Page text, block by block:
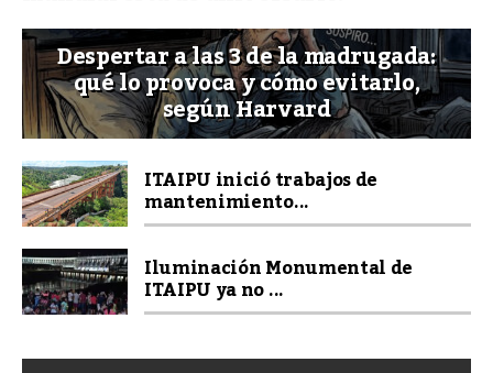
Despertar a las 3 de la madrugada:
qué lo provoca y cómo evitarlo,
según Harvard
ITAIPU inició trabajos de
mantenimiento...
Iluminación Monumental de
ITAIPU ya no ...